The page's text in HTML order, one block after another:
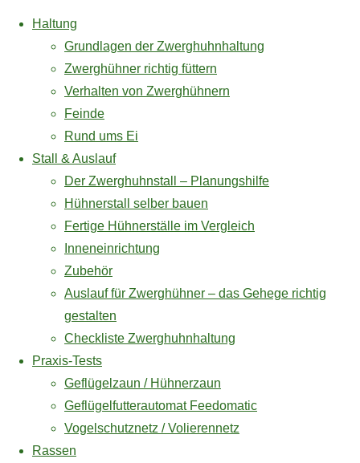
springen
Haltung
Grundlagen der Zwerghuhnhaltung
Zwerghühner richtig füttern
Verhalten von Zwerghühnern
Feinde
Rund ums Ei
Stall & Auslauf
Der Zwerghuhnstall – Planungshilfe
Hühnerstall selber bauen
Fertige Hühnerställe im Vergleich
Inneneinrichtung
Zubehör
Auslauf für Zwerghühner – das Gehege richtig
gestalten
Checkliste Zwerghuhnhaltung
Praxis-Tests
Geflügelzaun / Hühnerzaun
Geflügelfutterautomat Feedomatic
Vogelschutznetz / Volierennetz
Rassen
Zubehör
Zubehör
–
wichtige
Utensilien
Der Zwerghuhnstall –
Planungshilfe
Hühnerstall selber bauen
Fertige Hühnerställe im
Vergleich
Inneneinrichtung
Zubehör
Auslauf für Zwerghühner –
das Gehege richtig
gestalten
Checkliste
Zwerghuhnhaltung
Amazon und das Amazon-Logo
sind Warenzeichen von